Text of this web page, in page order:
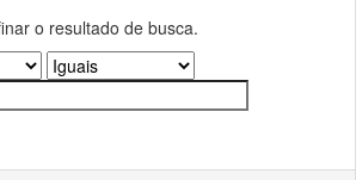
o resultado de busca.